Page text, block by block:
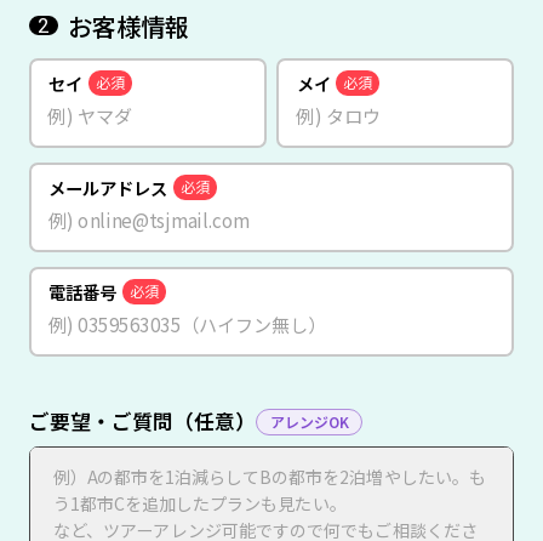
2 お客様情報
セイ 必須 メイ 必須
メールアドレス 必須
電話番号 必須
ご要望・ご質問（任意） アレンジOK